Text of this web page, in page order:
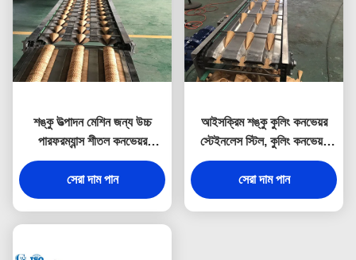
শঙ্কু উত্পাদন মেশিন জন্য উচ্চ
পারফরম্যান্স শীতল কনভেয়র
স্টেইনলেস স্টীল
সেরা দাম পান
আইসক্রিম শঙ্কু কুলিং কনভেয়র
স্টেইনলেস স্টিল, কুলিং কনভেয়র
সিস্টেমগুলি
সেরা দাম পান